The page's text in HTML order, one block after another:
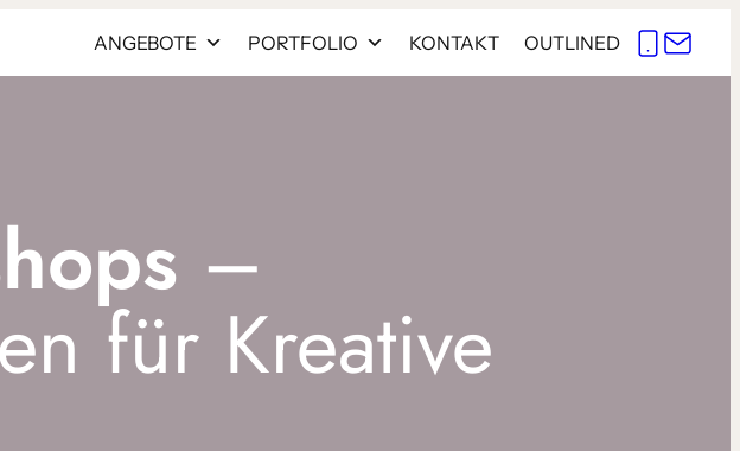
ANGEBOTE PORTFOLIO KONTAKT OUTLINED
–
für Kreative